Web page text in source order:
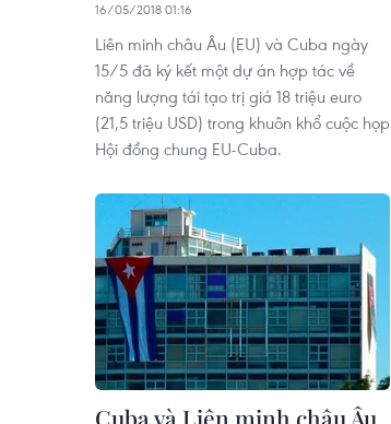
16/05/2018 01:16
Liên minh châu Âu (EU) và Cuba ngày
15/5 đã ký kết một dự án hợp tác về
năng lượng tái tạo trị giá 18 triệu euro
(21,5 triệu USD) trong khuôn khổ cuộc họp
Hội đồng chung EU-Cuba.
Cuba và Liên minh châu Âu